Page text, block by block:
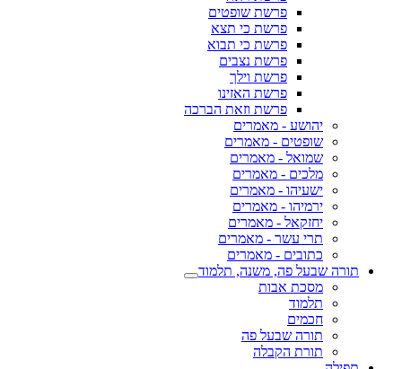
פרשת שופטים
פרשת כי תצא
פרשת כי תבוא
פרשת נצבים
פרשת וילך
פרשת האזינו
פרשת וזאת הברכה
יהושע - מאמרים
שופטים - מאמרים
שמואל - מאמרים
מלכים - מאמרים
ישעיהו - מאמרים
ירמיהו - מאמרים
יחזקאל - מאמרים
תרי עשר - מאמרים
כתובים - מאמרים
תורה שבעל פה, משנה, תלמוד
מסכת אבות
תלמוד
חכמים
תורה שבעל פה
תורת הקבלה